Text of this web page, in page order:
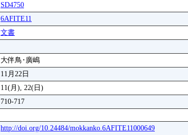
SD4750
6AFITE11
文書
大伴鳥･廣嶋
11月22日
11(月), 22(日)
710-717
http://doi.org/10.24484/mokkanko.6AFITE11000649